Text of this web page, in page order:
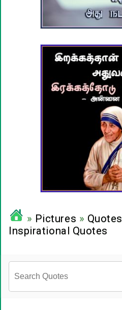
» Pictures » Quotes
Inspirational Quotes